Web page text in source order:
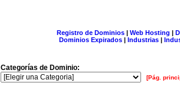
Registro de Dominios| Web Hosting |
Dominios Expirados | Industrias |
Categorías de Dominio:
[Pág.